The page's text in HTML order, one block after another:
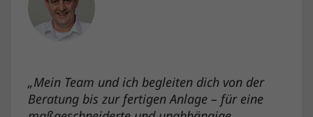
„Mein Team und ich begleiten dich von der
Beratung bis zur fertigen Anlage – für eine